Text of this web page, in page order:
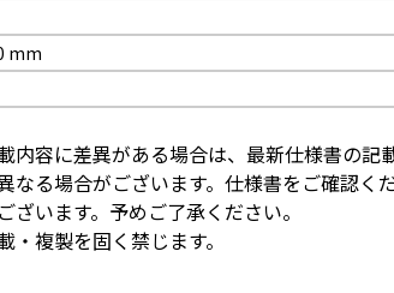
mm
容に差異がある場合は、最新仕様書の記
る場合がございます。仕様書をご確認くだ
います。予めご了承ください。
複製を固く禁じます。